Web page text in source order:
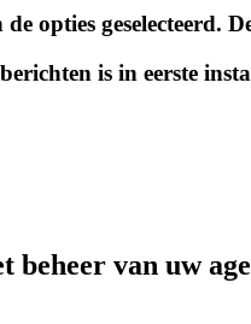
opties geselecteerd.
is in eerste
beheer van uw